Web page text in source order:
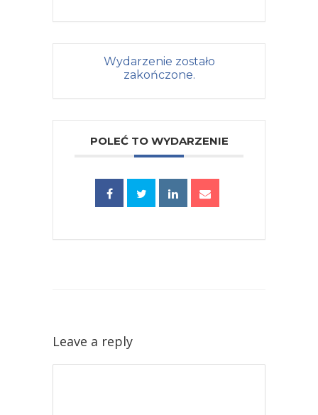
Wydarzenie zostało
zakończone.
POLEĆ TO WYDARZENIE
Leave a reply